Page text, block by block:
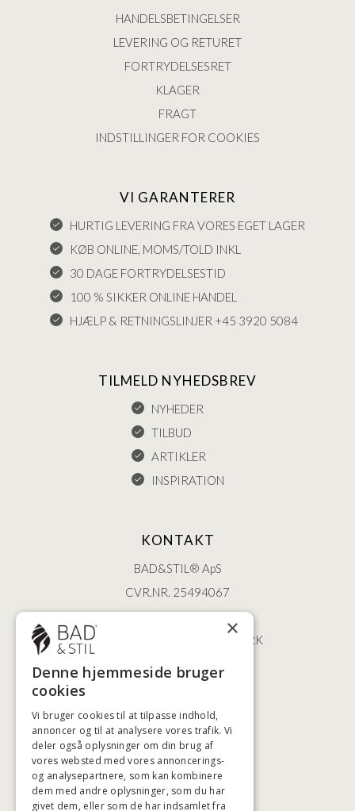
HANDELSBETINGELSER
LEVERING OG RETURET
FORTRYDELSESRET
KLAGER
FRAGT
INDSTILLINGER FOR COOKIES
VI GARANTERER
HURTIG LEVERING FRA VORES EGET LAGER
KØB ONLINE, MOMS/TOLD INKL
30 DAGE FORTRYDELSESTID
100 % SIKKER ONLINE HANDEL
HJÆLP & RETNINGSLINJER +45 3920 5084
TILMELD NYHEDSBREV
NYHEDER
TILBUD
ARTIKLER
INSPIRATION
KONTAKT
BAD&STIL® ApS
CVR.NR. 25494067
ØSTERBROGADE 202
2100 KØBENHAVN • DANMARK
+45 3920 5084
HØJESTE KREDITVÆRDIGHED
×
Denne hjemmeside bruger
cookies
Vi bruger cookies til at tilpasse indhold,
annoncer og til at analysere vores trafik. Vi
deler også oplysninger om din brug af
vores websted med vores annoncerings-
og analysepartnere, som kan kombinere
dem med andre oplysninger, som du har
givet dem, eller som de har indsamlet fra